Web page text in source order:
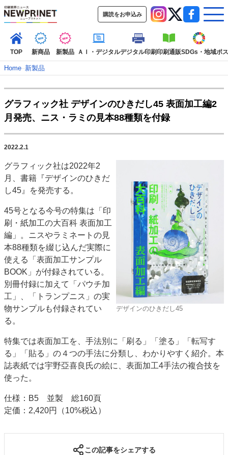
購読をお申込み
TOP 新商品 新製品 ＡＩ・デジタルデジタル印刷印刷通販SDGs・地域ポ
TOP
新着記事 特集記事
動画コンテンツ
インタビュー
コレクション
SDGs・地域
ポストプレス ビジネス
市場・統計
人事・移転・異動・訃報
特集記事カテゴリー一覧
2022 見える化・MIS特集
特集・デジタル印刷 アイデアで勝負！ ～多様なビジネス・多彩な商材～
JAPAN PACK 2023 特集
中古印刷機・製本機特集
2022 検査・校正特集
特集・デジタル印刷 ～ 新成長軌道を描く
案内
発刊案内
JFPI印刷用語集 印刷機材年鑑
運営
会社案内
購読・購入申し込み
サイトポリシー
お問い合わせ
Home–新製品
グラフィック社 デザインのひきだし45 表面加工編2
月発売、ニス・ラミの見本88種類を付録
2022.2.1
デザインのひきだし45
グラフィック社は2022年2
月、書籍『デザインのひきだ
し45』を発売する。
45号となる今号の特集は「印
刷・紙加工の大百科 表面加工
編」。ニスやラミネートの見
本88種類を綴じ込んだ実際に
使える「表面加工サンプル
BOOK」が付録されている。
別冊付録に加えて「パウチ加
工」、「トランプニス」の実
物サンプルも付録されてい
る。
特集では表面加工を、手法別に「刷る」「塗る」「転写す
る」「貼る」の４つの手法に分類し、わかりやすく紹介。本
誌表紙では宇野亞喜良氏の絵に、表面加工4手法の複合技を
使った。
仕様：B5 並製 総160頁
定価：2,420円（10%税込）
この記事をシェアする